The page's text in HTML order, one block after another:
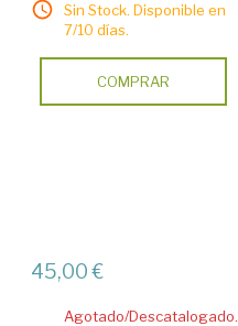
Sin Stock. Disponible en
7/10 días.
COMPRAR
45,00 €
Agotado/Descatalogado.